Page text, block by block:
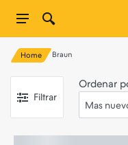
Home Braun
Filtrar
Ordenar